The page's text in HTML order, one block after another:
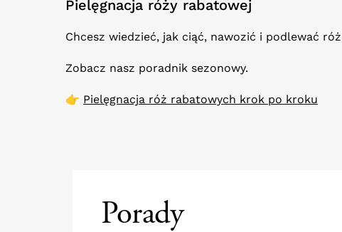
Pielęgnacja róży rabatowej
Chcesz wiedzieć, jak ciąć, nawozić i podlewać
Zobacz nasz poradnik sezonowy.
👉 Pielęgnacja róż rabatowych krok po kroku
Porady